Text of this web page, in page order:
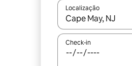
Localização
Quando os
Check-in